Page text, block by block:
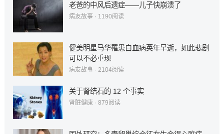
老爸的中风后遗症——儿子快崩溃了
病友故事· 1190阅读
健美明星马华罹患白血病英年早逝，如此悲剧
可以不必重现
病友故事· 2104阅读
关于肾结石的 12 个事实
肾脏健康· 879阅读